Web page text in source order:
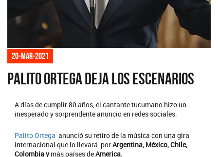
20-mar-2021
Palito Ortega deja los escenarios
A días de cumplir 80 años, el cantante tucumano hizo un
inesperado y sorprendente anuncio en redes sociales.
Palito Ortega anunció su retiro de la música con una gira
internacional que lo llevará porArgentina, México, Chile,
Colombia ymás países deAmerica.